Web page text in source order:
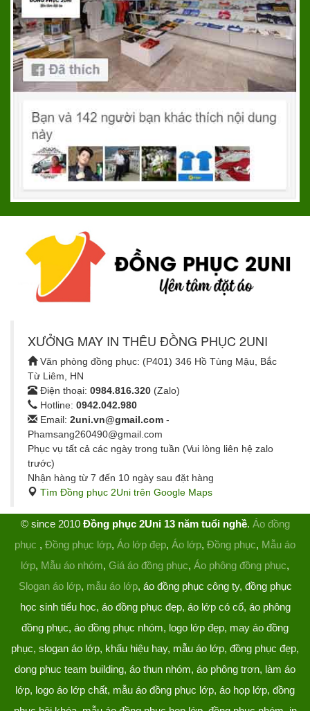
XƯỞNG MAY IN THÊU ĐỒNG PHỤC 2UNI
Văn phòng đồng phục: (P401) 346 Hồ Tùng Mậu, Bắc
Từ Liêm, HN
Điện thoại: 0984.816.320 (Zalo)
Hotline: 0942.042.980
Email: 2uni.vn@gmail.com -
Phamsang260490@gmail.com
Phục vụ tất cả các ngày trong tuần (Vui lòng liên hệ zalo
trước)
Nhận hàng từ 7 đến 10 ngày sau đặt hàng
Tìm Đồng phục 2Uni trên Google Maps
© since 2010 Đồng phục 2Uni 13 năm tuổi nghề. Áo đồng
phục , Đồng phục lớp, Áo lớp đẹp, Áo lớp, Đồng phục, Mẫu áo
lớp, Mẫu áo nhóm, Giá áo đồng phục, Áo phông đồng phục,
Slogan áo lớp, mẫu áo lớp, áo đồng phục công ty, đồng phục
học sinh tiểu học, áo đồng phục đẹp, áo lớp có cổ, áo phông
đồng phục, áo đồng phục nhóm, logo lớp đẹp, may áo đồng
phục, slogan áo lớp, khẩu hiệu hay, mẫu áo lớp, đồng phục đẹp,
dong phuc team building, áo thun nhóm, áo phông trơn, làm áo
lớp, logo áo lớp chất, mẫu áo đồng phục lớp, áo họp lớp, đồng